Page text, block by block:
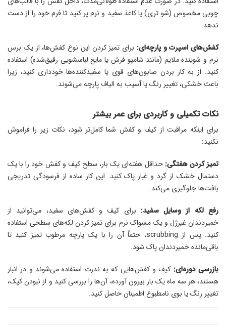
چوبی مخصوص (شو تری) یا کاغذ سفید و نرم پر کنید تا فرم خود را از دست
ندهد.
کفش‌های اسپرت و پارچه‌ای: برای تمیز کردن این نوع کفش‌ها، از یک برس
نرم و شوینده ملایم (مانند شامپو فرش یا مایع لباسشویی رقیق‌شده) استفاده
کنید. از به کار بردن صابون‌های قوی یا سفیدکننده‌ها خودداری کنید، زیرا
باعث خشکی، تغییر رنگ یا آسیب به الیاف پارچه می‌شوند.
نکات تکمیلی و کاربردی برای عمر بیشتر
برای اینکه مراقبت از کیف و کفش شما کامل‌تر شود، نکات زیر را فراموش
نکنید:
تمیز کردن هفتگی: حداقل هفته‌ای یک بار، سطح کیف و کفش خود را با یک
دستمال خشک از گرد و غبار پاک کنید. این کار ساده از فرسودگی تدریجی
بافت‌ها جلوگیری می‌کند.
رفع لکه از وسایل سفید: برای کیف و کفش‌های سفید، می‌توانید از
خمیردندان غیرژل و یک مسواک نرم برای تمیز کردن لکه‌های سطحی استفاده
کنید. پس از scrubbing، حتماً آن را با یک پارچه مرطوب تمیز کنید تا
باقی‌مانده خمیردندان پاک شود.
بازرسی دوره‌ای: کیف و کفش‌هایی که به ندرت استفاده می‌شوند و در انبار
هستند، هر سه ماه یک بار بیرون آورده، آن‌ها را بررسی کنید و از نبودن کپک،
تغییر رنگ یا بوی نامطبوع اطمینان حاصل کنید.